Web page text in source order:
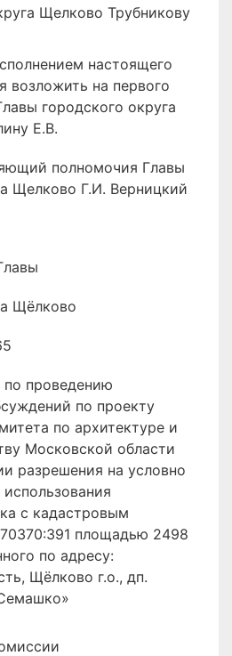
Щелково Трубникову
настоящего
возложить на первого
городского округа
Е.В.
полномочия Главы
Щелково Г.И. Верницкий
Щёлково
проведению
по проекту
по архитектуре и
Московской области
разрешения на условно
с кадастровым
площадью 2498
по адресу:
Щёлково г.о., дп.